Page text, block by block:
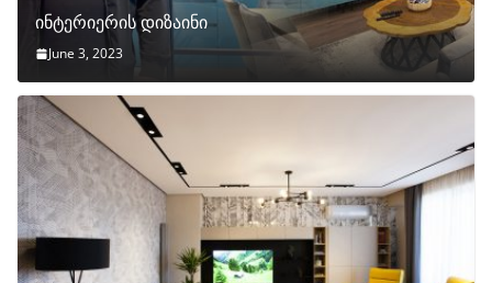
ინტერიერის დიზაინი
June 3, 2023